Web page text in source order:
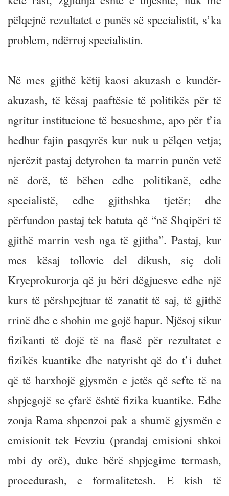
pëlqejnë rezultatet e punës së specialistit, s’ka
problem, ndërroj specialistin.
Në mes gjithë këtij kaosi akuzash e kundër-
akuzash, të kësaj paaftësie të politikës për të
ngritur institucione të besueshme, apo për t’ia
hedhur fajin pasqyrës kur nuk u pëlqen vetja;
njerëzit pastaj detyrohen ta marrin punën vetë
në dorë, të bëhen edhe politikanë, edhe
specialistë, edhe gjithshka tjetër; dhe
përfundon pastaj tek batuta që “në Shqipëri të
gjithë marrin vesh nga të gjitha”. Pastaj, kur
mes kësaj tollovie del dikush, siç doli
Kryeprokurorja që ju bëri dëgjuesve edhe një
kurs të përshpejtuar të zanatit të saj, të gjithë
rrinë dhe e shohin me gojë hapur. Njësoj sikur
fizikanti të dojë të na flasë për rezultatet e
fizikës kuantike dhe natyrisht që do t’i duhet
që të harxhojë gjysmën e jetës që sefte të na
shpjegojë se çfarë është fizika kuantike. Edhe
zonja Rama shpenzoi pak a shumë gjysmën e
emisionit tek Fevziu (prandaj emisioni shkoi
mbi dy orë), duke bërë shpjegime termash,
procedurash, e formalitetesh. E kish të